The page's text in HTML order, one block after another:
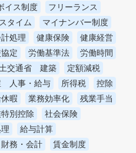
イス制度
フリーランス
タイム
マイナンバー制度
処理 健康保険
健康経営
定 労働基準法
労働時間
交通省 建築
定額減税
人事・給与 所得税
控除
暇 業務効率化
残業手当
別控除
社会保険
給与計算
財務・会計
賃金制度